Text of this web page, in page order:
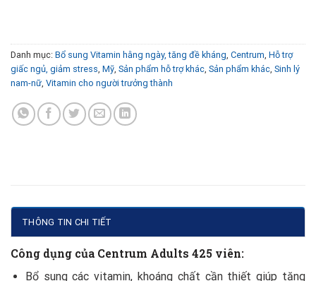
Danh mục: Bổ sung Vitamin hằng ngày, tăng đề kháng Centrum Hỗ trợ
giấc ngủ, giảm stress Mỹ Sản phẩm hỗ trợ khác Sản phẩm khác Sinh lý
nam-nữ Vitamin cho người trưởng thành
THÔNG TIN CHI TIẾT
Công dụng của Centrum Adults 425 viên:
Bổ sung các vitamin, khoáng chất cần thiết giúp tăng